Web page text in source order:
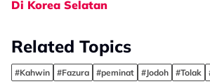
Di Korea Selatan
Related Topics
#Kahwin #Fazura #peminat #Jodoh #Tolak